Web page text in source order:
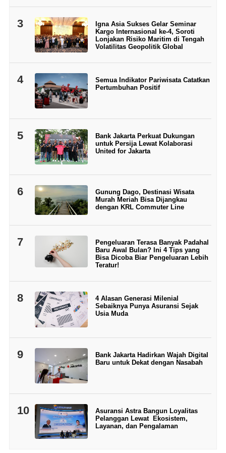
3
Igna Asia Sukses Gelar Seminar
Kargo Internasional ke-4, Soroti
Lonjakan Risiko Maritim di Tengah
Volatilitas Geopolitik Global
4
Semua Indikator Pariwisata Catatkan
Pertumbuhan Positif
5
Bank Jakarta Perkuat Dukungan
untuk Persija Lewat Kolaborasi
United for Jakarta
6
Gunung Dago, Destinasi Wisata
Murah Meriah Bisa Dijangkau
dengan KRL Commuter Line
7
Pengeluaran Terasa Banyak Padahal
Baru Awal Bulan? Ini 4 Tips yang
Bisa Dicoba Biar Pengeluaran Lebih
Teratur!
8
4 Alasan Generasi Milenial
Sebaiknya Punya Asuransi Sejak
Usia Muda
9
Bank Jakarta Hadirkan Wajah Digital
Baru untuk Dekat dengan Nasabah
10
Asuransi Astra Bangun Loyalitas
Pelanggan Lewat Ekosistem,
Layanan, dan Pengalaman